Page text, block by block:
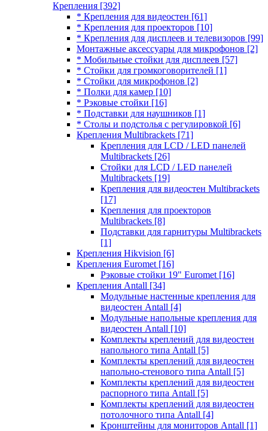
Крепления [392]
* Крепления для видеостен [61]
* Крепления для проекторов [10]
* Крепления для дисплеев и телевизоров [99]
Монтажные аксессуары для микрофонов [2]
* Мобильные стойки для дисплеев [57]
* Стойки для громкоговорителей [1]
* Стойки для микрофонов [2]
* Полки для камер [10]
* Рэковые стойки [16]
* Подставки для наушников [1]
* Столы и подстолья с регулировкой [6]
Крепления Multibrackets [71]
Крепления для LCD / LED панелей
Multibrackets [26]
Стойки для LCD / LED панелей
Multibrackets [19]
Крепления для видеостен Multibrackets
[17]
Крепления для проекторов
Multibrackets [8]
Подставки для гарнитуры Multibrackets
[1]
Крепления Hikvision [6]
Крепления Euromet [16]
Рэковые стойки 19" Euromet [16]
Крепления Antall [34]
Модульные настенные крепления для
видеостен Antall [4]
Модульные напольные крепления для
видеостен Antall [10]
Комплекты креплений для видеостен
напольного типа Antall [5]
Комплекты креплений для видеостен
напольно-стенового типа Antall [5]
Комплекты креплений для видеостен
распорного типа Antall [5]
Комплекты креплений для видеостен
потолочного типа Antall [4]
Кронштейны для мониторов Antall [1]